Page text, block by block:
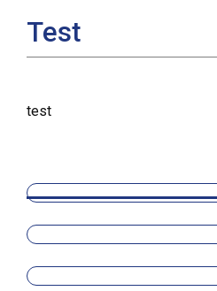
Test
test